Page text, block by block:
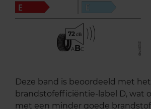
72
ABC
Deze band is beoordeeld met het
brandstofefficiëntie-label D, wat
met een minder goede